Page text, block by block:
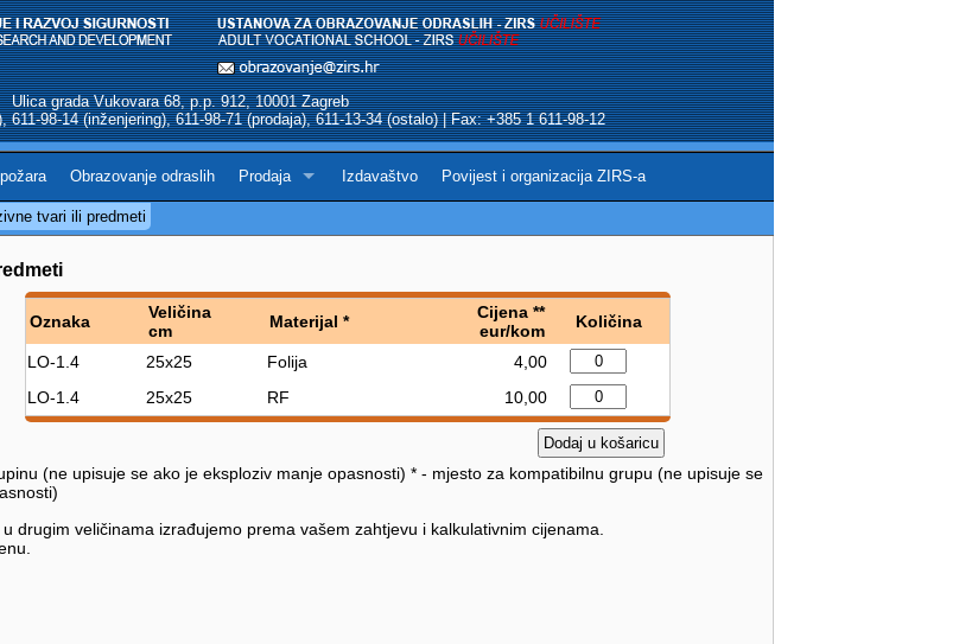
Ulica grada Vukovara 68, p.p. 912, 10001 Zagreb
611-98-14 (inženjering), 611-98-71 (prodaja), 611-13-34 (ostalo) | Fax: +385 1 611-98-12
Obrazovanje odraslih Prodaja Izdavaštvo Povijest i organizacija ZIRS-a
tvari ili predmeti
Oznaka
Veličina
cm
Materijal *
Cijena **
eur/kom
Količina
LO-1.4 25x25 Folija
4,00
LO-1.4
25x25 RF 10,00
(ne upisuje se ako je eksploziv manje opasnosti) * - mjesto za kompatibilnu grupu (ne upisuje se
drugim veličinama izrađujemo prema vašem zahtjevu i kalkulativnim cijenama.